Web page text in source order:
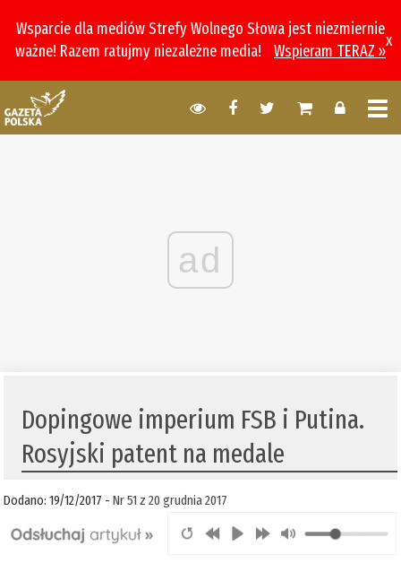
Wsparcie dla mediów Strefy Wolnego Słowa jest niezmiernie
ważne! Razem ratujmy niezależne media!
Wspieram TERAZ »
x
ad
Dopingowe imperium FSB i Putina.
Rosyjski patent na medale
Dodano: 19/12/2017 -Nr 51 z 20 grudnia 2017